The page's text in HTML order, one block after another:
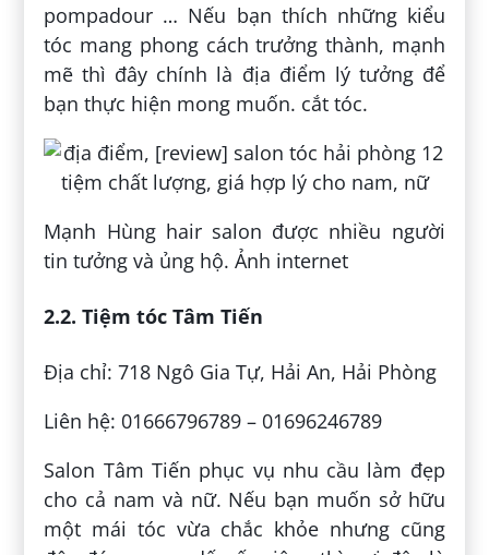
pompadour … Nếu bạn thích những kiểu
tóc mang phong cách trưởng thành, mạnh
mẽ thì đây chính là địa điểm lý tưởng để
bạn thực hiện mong muốn. cắt tóc.
Mạnh Hùng hair salon được nhiều người
tin tưởng và ủng hộ. Ảnh internet
2.2. Tiệm tóc Tâm Tiến
Địa chỉ: 718 Ngô Gia Tự, Hải An, Hải Phòng
Liên hệ: 01666796789 – 01696246789
Salon Tâm Tiến phục vụ nhu cầu làm đẹp
cho cả nam và nữ. Nếu bạn muốn sở hữu
một mái tóc vừa chắc khỏe nhưng cũng